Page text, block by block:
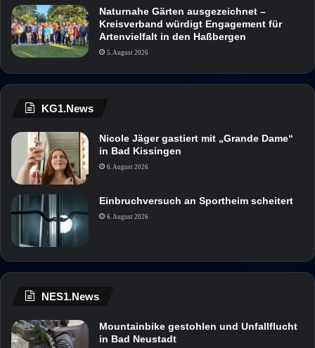
Naturnahe Gärten ausgezeichnet –
Kreisverband würdigt Engagement für
Artenvielfalt in den Haßbergen
5. August 2026
KG1.News
Nicole Jäger gastiert mit „Grande Dame“
in Bad Kissingen
6. August 2026
Einbruchversuch an Sportheim scheitert
6. August 2026
NES1.News
Mountainbike gestohlen und Unfallflucht
in Bad Neustadt